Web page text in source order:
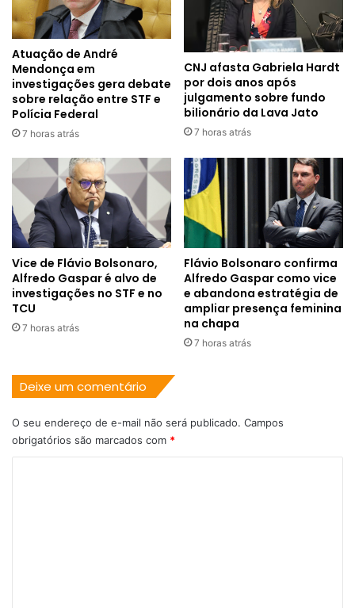
Atuação de André
Mendonça em
investigações gera debate
sobre relação entre STF e
Polícia Federal
7 horas atrás
CNJ afasta Gabriela Hardt
por dois anos após
julgamento sobre fundo
bilionário da Lava Jato
7 horas atrás
Vice de Flávio Bolsonaro,
Alfredo Gaspar é alvo de
investigações no STF e no
TCU
7 horas atrás
Flávio Bolsonaro confirma
Alfredo Gaspar como vice
e abandona estratégia de
ampliar presença feminina
na chapa
7 horas atrás
Deixe um comentário
O seu endereço de e-mail não será publicado. Campos
obrigatórios são marcados com *